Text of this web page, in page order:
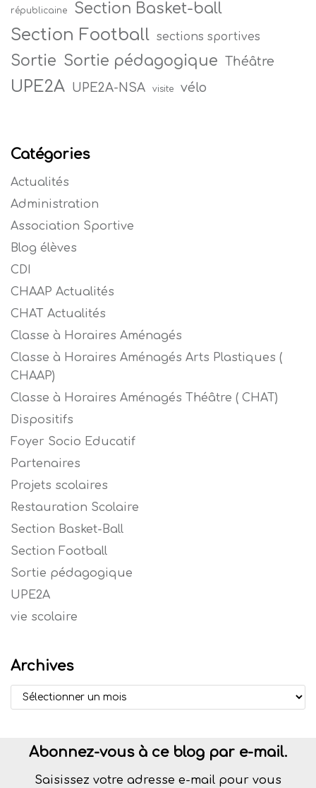
républicaine Section Basket-ball
Section Football sections sportives
Sortie Sortie pédagogique Théâtre
UPE2A UPE2A-NSA visite vélo
Catégories
Actualités
Administration
Association Sportive
Blog élèves
CDI
CHAAP Actualités
CHAT Actualités
Classe à Horaires Aménagés
Classe à Horaires Aménagés Arts Plastiques (
CHAAP)
Classe à Horaires Aménagés Théâtre ( CHAT)
Dispositifs
Foyer Socio Educatif
Partenaires
Projets scolaires
Restauration Scolaire
Section Basket-Ball
Section Football
Sortie pédagogique
UPE2A
vie scolaire
Archives
Abonnez-vous à ce blog par e-mail.
Saisissez votre adresse e-mail pour vous